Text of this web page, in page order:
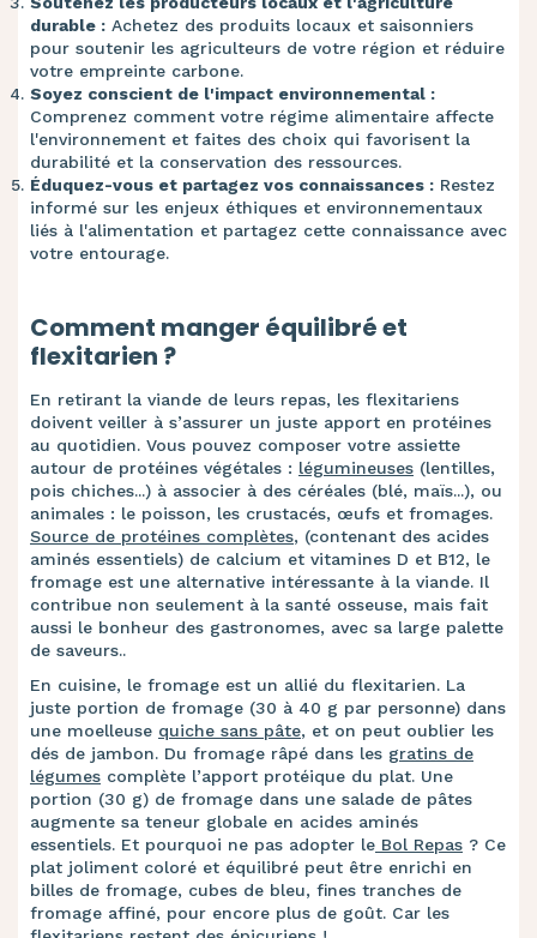
durable : Achetez des produits locaux et saisonniers
pour soutenir les agriculteurs de votre région et réduire
votre empreinte carbone.
Soyez conscient de l'impact environnemental :
Comprenez comment votre régime alimentaire affecte
l'environnement et faites des choix qui favorisent la
durabilité et la conservation des ressources.
Éduquez-vous et partagez vos connaissances : Restez
informé sur les enjeux éthiques et environnementaux
liés à l'alimentation et partagez cette connaissance avec
votre entourage.
Comment manger équilibré et
flexitarien ?
En retirant la viande de leurs repas, les flexitariens
doivent veiller à s’assurer un juste apport en protéines
au quotidien. Vous pouvez composer votre assiette
autour de protéines végétales : légumineuses (lentilles,
pois chiches...) à associer à des céréales (blé, maïs...), ou
animales : le poisson, les crustacés, œufs et fromages.
Source de protéines complètes, (contenant des acides
aminés essentiels) de calcium et vitamines D et B12, le
fromage est une alternative intéressante à la viande. Il
contribue non seulement à la santé osseuse, mais fait
aussi le bonheur des gastronomes, avec sa large palette
de saveurs..
En cuisine, le fromage est un allié du flexitarien. La
juste portion de fromage (30 à 40 g par personne) dans
une moelleuse quiche sans pâte, et on peut oublier les
dés de jambon. Du fromage râpé dans les gratins de
légumes complète l’apport protéique du plat. Une
portion (30 g) de fromage dans une salade de pâtes
augmente sa teneur globale en acides aminés
essentiels. Et pourquoi ne pas adopter le Bol Repas ? Ce
plat joliment coloré et équilibré peut être enrichi en
billes de fromage, cubes de bleu, fines tranches de
fromage affiné, pour encore plus de goût. Car les